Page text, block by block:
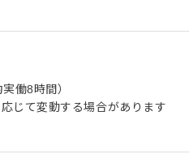
働8時間）
じて変動する場合があります